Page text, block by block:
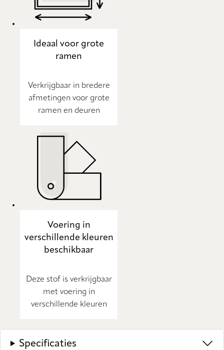
Ideaal voor grote
ramen
Verkrijgbaar in bredere
afmetingen voor grote
ramen en deuren
Voering in
verschillende kleuren
beschikbaar
Deze stof is verkrijgbaar
met voering in
verschillende kleuren
Specificaties